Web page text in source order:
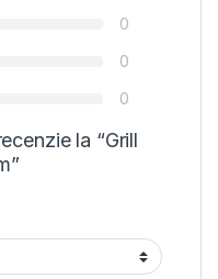
0
0
0
la “Grill